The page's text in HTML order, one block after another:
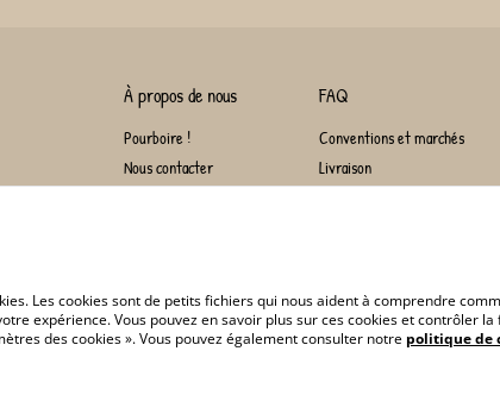
À propos de nous
Pourboire !
Nous contacter
FAQ
Conventions et marchés
Livraison
Les cookies sont de petits fichiers qui nous aident à comprendre
expérience. Vous pouvez en savoir plus sur ces cookies et contrôler la
des cookies ». Vous pouvez également consulter notre politique de